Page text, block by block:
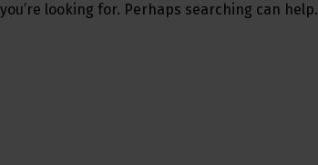
looking for. Perhaps searching can help.